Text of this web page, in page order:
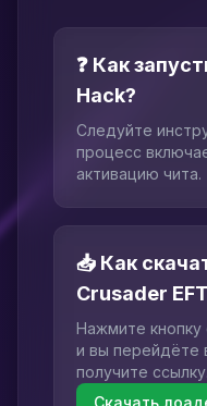
❓ Как
Hack?
Следуйте
процесс
активацию чита.
📥 Как
Crusader
Нажмите
и вы перейдёте
получите ссылку.
Скачать